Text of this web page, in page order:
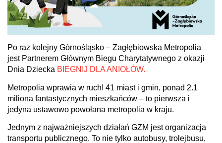
Po raz kolejny Górnośląsko – Zagłębiowska Metropolia
jest Partnerem Głównym Biegu Charytatywnego z okazji
Dnia Dziecka BIEGNIJ DLA ANIOŁÓW.
Metropolia wprawia w ruch! 41 miast i gmin, ponad 2.1
miliona fantastycznych mieszkańców – to pierwsza i
jedyna ustawowo powołana metropolia w kraju.
Jednym z najważniejszych działań GZM jest organizacja
transportu publicznego. To nie tylko autobusy, trolejbusu,